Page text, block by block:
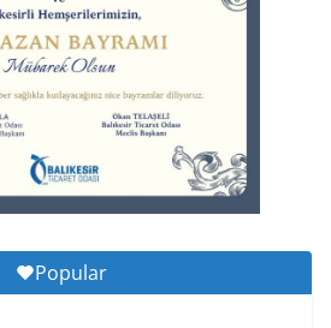
6 Ağustos 2026 Perşembe, 11:51
Büyükşehir’den Kepsut’a Yatırım
6 Ağustos 2026 Perşembe, 16:43
Popular